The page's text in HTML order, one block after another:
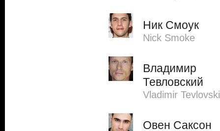
Ник Смоук
Nick Smoke
Владимир
Тевловский
Vladimir Tevlovski
Овен Саксон